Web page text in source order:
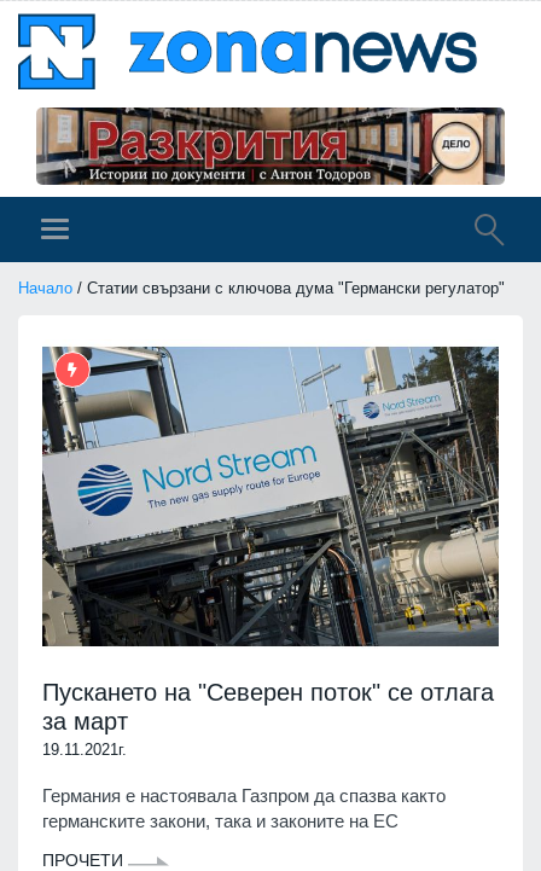
Начало / Статии свързани с ключова дума "Германски регулатор"
Пускането на "Северен поток" се отлага
за март
19.11.2021г.
Германия е настоявала Газпром да спазва както
германските закони, така и законите на ЕС
ПРОЧЕТИ